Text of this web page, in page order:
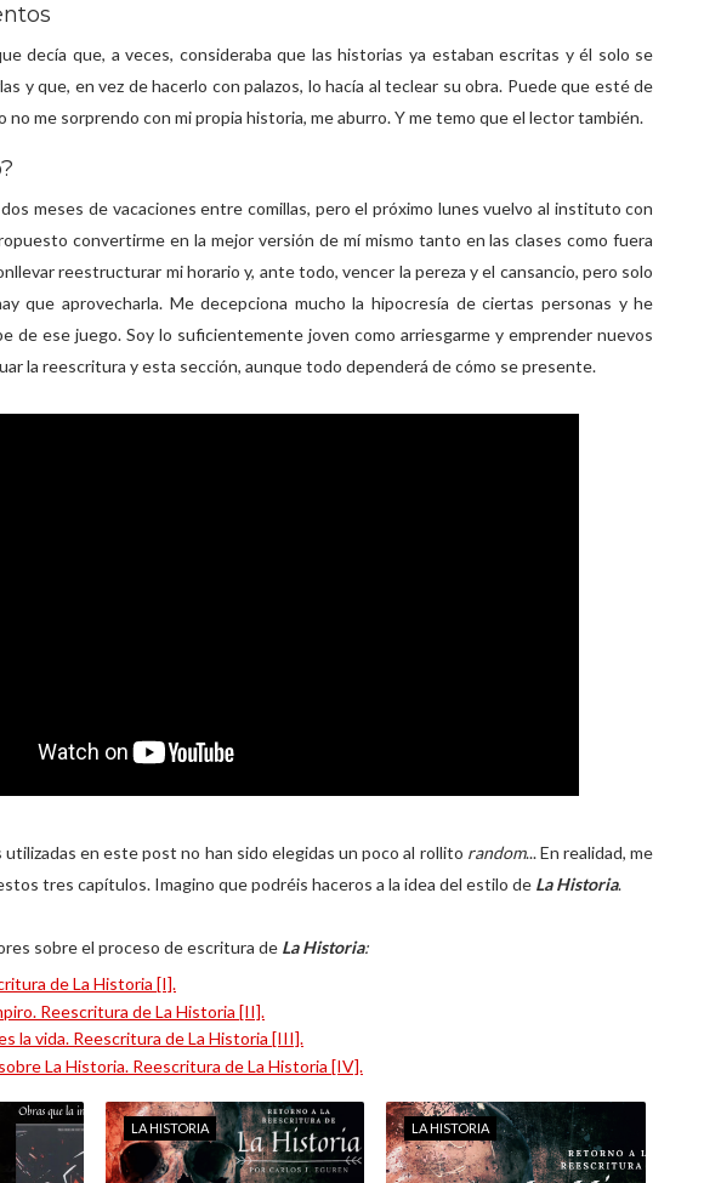
decía que, a veces, consideraba que las historias ya estaban escritas y él solo se
y que, en vez de hacerlo con palazos, lo hacía al teclear su obra. Puede que esté de
no me sorprendo con mi propia historia, me aburro. Y me temo que el lector también.
meses de vacaciones entre comillas, pero el próximo lunes vuelvo al instituto con
convertirme en la mejor versión de mí mismo tanto en las clases como fuera
reestructurar mi horario y, ante todo, vencer la pereza y el cansancio, pero solo
que aprovecharla. Me decepciona mucho la hipocresía de ciertas personas y he
de ese juego. Soy lo suficientemente joven como arriesgarme y emprender nuevos
la reescritura y esta sección, aunque todo dependerá de cómo se presente.
utilizadas en este post no han sido elegidas un poco al rollito random... En realidad, me
tres capítulos. Imagino que podréis haceros a la idea del estilo de La Historia.
sobre el proceso de escritura de La Historia:
de La Historia [I].
Reescritura de La Historia [II].
la vida. Reescritura de La Historia [III].
La Historia. Reescritura de La Historia [IV].
LA HISTORIA LA HISTORIA